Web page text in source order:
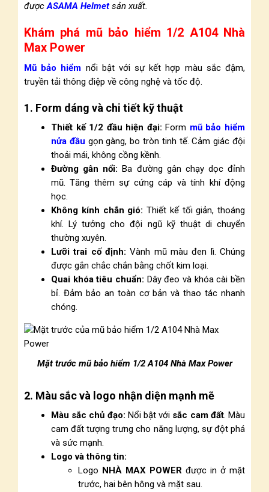
đượcASAMA Helmetsản xuất.
Khám phá mũ bảo hiểm 1/2 A104 Nhà
Max Power
Mũ bảo hiểm nổi bật với sự kết hợp màu sắc đậm,
truyền tải thông điệp về công nghệ và tốc độ.
1. Form dáng và chi tiết kỹ thuật
Thiết kế 1/2 đầu hiện đại: Form mũ bảo hiểm
nửa đầu gọn gàng, bo tròn tinh tế. Cảm giác đội
thoải mái, không cồng kềnh.
Đường gân nổi: Ba đường gân chạy dọc đỉnh
mũ. Tăng thêm sự cứng cáp và tính khí động
học.
Không kính chắn gió: Thiết kế tối giản, thoáng
khí. Lý tưởng cho đội ngũ kỹ thuật di chuyển
thường xuyên.
Lưỡi trai cố định: Vành mũ màu đen lì. Chúng
được gắn chắc chắn bằng chốt kim loại.
Quai khóa tiêu chuẩn: Dây đeo và khóa cài bền
bỉ. Đảm bảo an toàn cơ bản và thao tác nhanh
chóng.
Mặt trước mũ bảo hiểm 1/2 A104 Nhà Max Power
2. Màu sắc và logo nhận diện mạnh mẽ
Màu sắc chủ đạo: Nổi bật với sắc cam đất. Màu
cam đất tượng trưng cho năng lượng, sự đột phá
và sức mạnh.
Logo và thông tin:
Logo NHÀ MAX POWER được in ở mặt
trước, hai bên hông và mặt sau.